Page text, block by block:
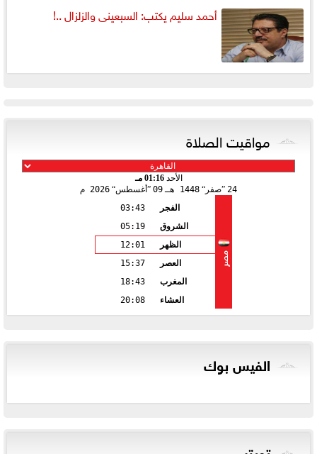
أحمد سليم يكتب: السبعينى والزلزال ..!
مواقيت الصلاة
الأحد01:16 مـ
24
صفر 1448 هـ 09 أغسطس 2026 م
مصر
الفجر
03:43
الشروق
05:19
الظهر
12:01
العصر
15:37
المغرب
18:43
العشاء
20:08
الفيس بوك